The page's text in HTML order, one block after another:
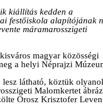
kiállítás kedden a
festőiskola alapítójának
máramarosszigeti
magyar közösségi
a helyi Néprajzi
látható, köztük
Malomkertet
Orosz Krisztofer